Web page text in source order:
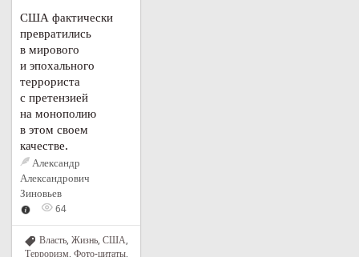
США фактически
превратились
в мирового
и эпохального
террориста
с претензией
на монополию
в этом своем
качестве.
Александр
Александрович
Зиновьев
64
Власть, Жизнь, США,
Терроризм Фото-цитаты,